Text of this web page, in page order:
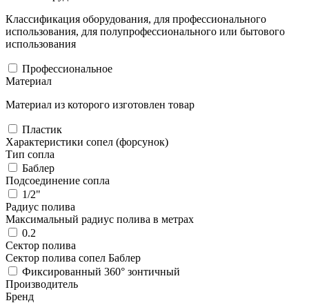
Классификация оборудования, для профессионального
использования, для полупрофессионального или бытового
использования
Профессиональное
Материал
Материал из которого изготовлен товар
Пластик
Характеристики сопел (форсунок)
Тип сопла
Баблер
Подсоединение сопла
1/2"
Радиус полива
Максимальный радиус полива в метрах
0.2
Сектор полива
Сектор полива сопел Баблер
Фиксированный 360° зонтичный
Производитель
Бренд